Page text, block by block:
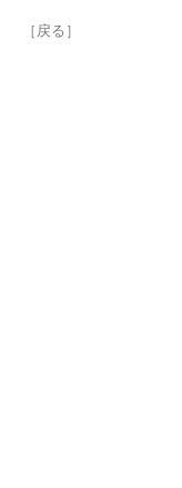
［戻る］